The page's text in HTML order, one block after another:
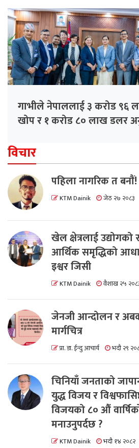
गाभीले नेपाललाई ३ करोड ९६
खोप र १ करोड ८० लाख डलर
विचार
पहिला नागरिक त बनाैं!
KTM Dainik जेठ २७ २०८३
खेल क्षेत्रलाई
आर्थिक समृद्धिको
इश्वर जिसी
KTM Dainik वैशाख २५
जेनजी आन्दोलन र
मार्गचित्र
प्रा. डा. ईन्दु आचार्य भदौ २९
चिनियाँ जनताको
युद्ध विजय र
विजयको ८० औं
मनाउनुपर्दछ ?
KTM Dainik भदौ १४ २०८२